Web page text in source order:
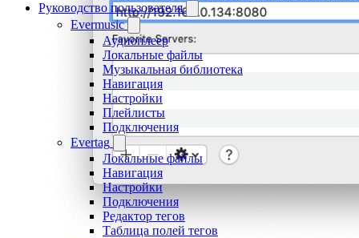
Руководство пользователя
Evermusic
Аудиоплеер
Локальные файлы
Музыкальная библиотека
Навигация
Настройки
Плейлисты
Подключения
Evertag
Локальные файлы
Навигация
Настройки
Подключения
Редактор тегов
Таблица полей тегов